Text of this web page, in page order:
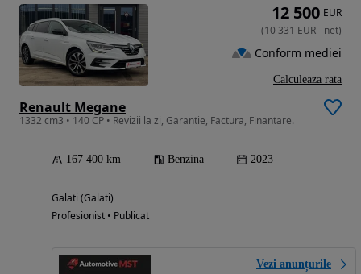
Renault Megane
1332 cm3 • 140 CP • Revizii la zi, Garantie, Factura, Finantare.
167 400 km Benzina 2023
Galati (Galati)
Profesionist • Publicat
Vezi anunțurile
12 500 EUR
(10 331 EUR- net)
Conform mediei
Calculeaza rata